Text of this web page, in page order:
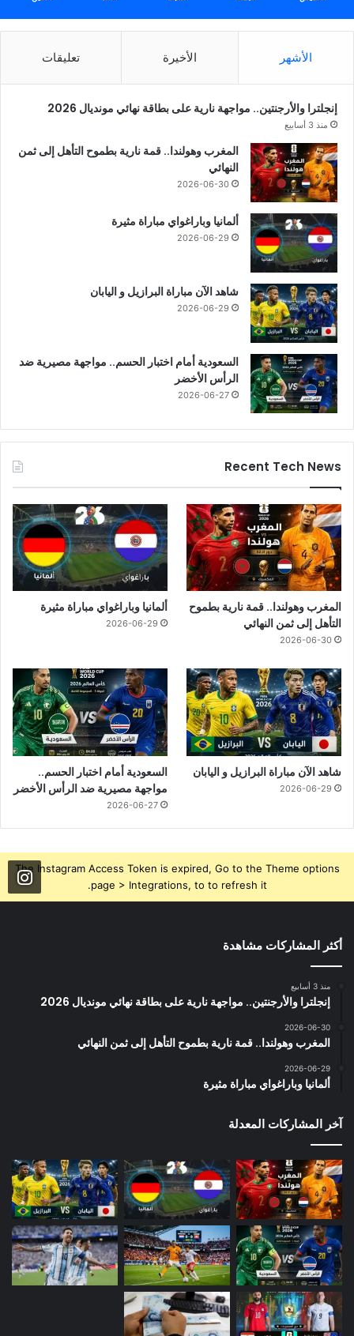
الأشهر الأخيرة تعليقات
إنجلترا والأرجنتين.. مواجهة نارية على بطاقة نهائي مونديال 2026
منذ 3 أسابيع
المغرب وهولندا.. قمة نارية بطموح التأهل إلى ثمن
النهائي
2026-06-30
ألمانيا وباراغواي مباراة مثيرة
2026-06-29
شاهد الآن مباراة البرازيل و اليابان
2026-06-29
السعودية أمام اختبار الحسم.. مواجهة مصيرية ضد
الرأس الأخضر
2026-06-27
Recent Tech News
المغرب وهولندا.. قمة نارية بطموح
التأهل إلى ثمن النهائي
2026-06-30
ألمانيا وباراغواي مباراة مثيرة
2026-06-29
شاهد الآن مباراة البرازيل و اليابان
2026-06-29
السعودية أمام اختبار الحسم..
مواجهة مصيرية ضد الرأس الأخضر
2026-06-27
The Instagram Access Token is expired, Go to the Theme options
page > Integrations, to to refresh it.
أكثر المشاركات مشاهدة
منذ 3 أسابيع
إنجلترا والأرجنتين.. مواجهة نارية على بطاقة نهائي مونديال 2026
2026-06-30
المغرب وهولندا.. قمة نارية بطموح التأهل إلى ثمن النهائي
2026-06-29
ألمانيا وباراغواي مباراة مثيرة
آخر المشاركات المعدلة